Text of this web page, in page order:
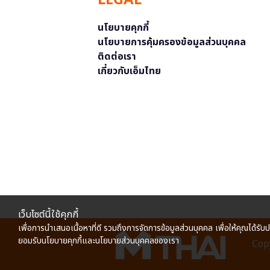
นโยบายคุกกี้
นโยบายการคุ้มครองข้อมูลส่วนบุคคล
ติดต่อเรา
เกี่ยวกับเอ็มไทย
เว็บไซต์นี้ใช้คุกกี้
เพื่อการนำเสนอเนื้อหาที่ดี รวมถึงการจัดการข้อมูลส่วนบุคคล เพื่อให้คุณได้รั
ยอมรับนโยบายคุกกี้และนโยบายส่วนบุคคลของเรา